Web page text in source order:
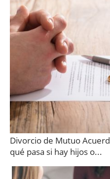
Divorcio de Mutuo
qué pasa si hay hijos o...